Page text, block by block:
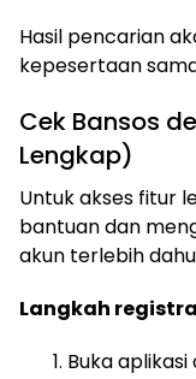
Hasil pencarian
kepesertaan
Cek Bansos
Lengkap)
Untuk akses fitur
bantuan dan
akun terlebih
Langkah
Buka aplikasi